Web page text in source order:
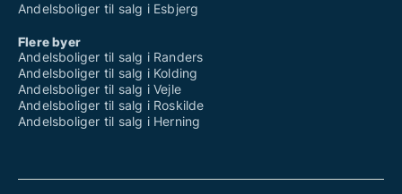
Andelsboliger til salg i Esbjerg
Flere byer
Andelsboliger til salg i Randers
Andelsboliger til salg i Kolding
Andelsboliger til salg i Vejle
Andelsboliger til salg i Roskilde
Andelsboliger til salg i Herning